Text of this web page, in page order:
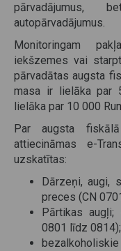
pārvadājumus,
autopārvadājumus.
Monitoringam
iekšzemes vai
pārvadātas augsta
masa ir lielāka par
lielāka par 10 000
Par augsta
attiecināmas e-
uzskatītas:
Dārzeņi, augi,
preces (CN
Pārtikas
0801 līdz 0814);